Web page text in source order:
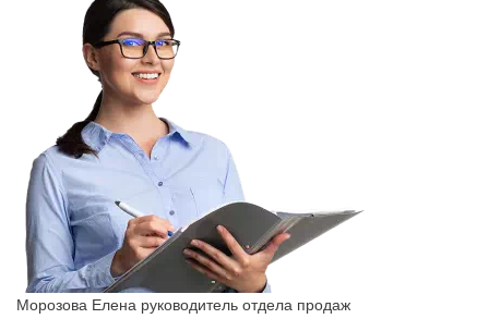
Морозова Елена руководитель отдела продаж